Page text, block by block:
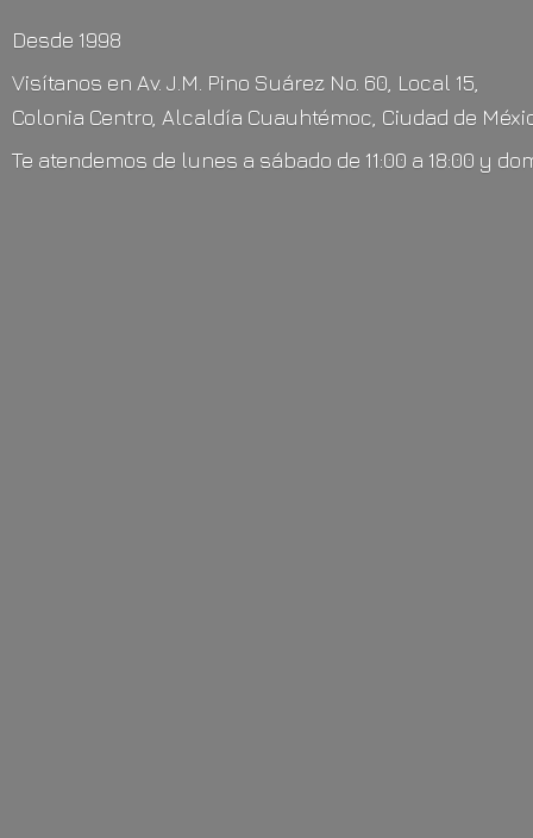
Desde 1998
Visítanos en Av. J.M. Pino Suárez No. 60, Local 15,
Colonia Centro, Alcaldía Cuauhtémoc, Ciudad de
Te atendemos de lunes a sábado de 11:00 a 18:00 y